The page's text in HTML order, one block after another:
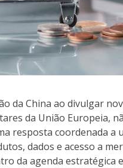
da China ao divulgar
da União Europeia,
resposta coordenada
dados e acesso a
da agenda estratégica